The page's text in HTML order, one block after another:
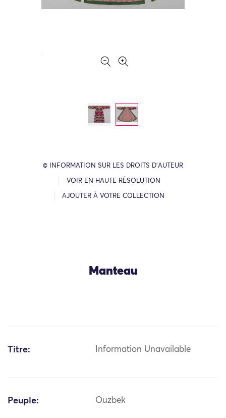
© INFORMATION SUR LES DROITS D’AUTEUR
VOIR EN HAUTE RÉSOLUTION
AJOUTER À VOTRE COLLECTION
Manteau
Titre: Information Unavailable
Peuple: Ouzbek